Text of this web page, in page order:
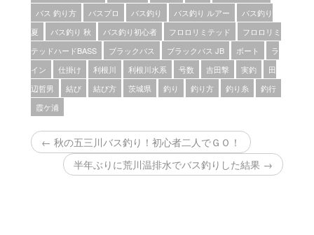
バス 釣り方
バスプロ バス釣り バス釣り ルアー
バス釣り
夏
バス釣り 秋 バス釣り初心者 フロロリミテッド
フロロリミ
テッドハードBASS
ブラックバス ブラックバス JB ボート
ラ
イン
仕掛け 利根川 利根川水系 号数 吉田撃 実釣
田
辺哲男
結び 結び方 茨城県 釣り 釣り方 釣り糸
釣行
霞ケ浦
← 秋の五三川バス釣り！初心者二人でＧＯ！
半年ぶりに荒川温排水でバス釣りした結果 →